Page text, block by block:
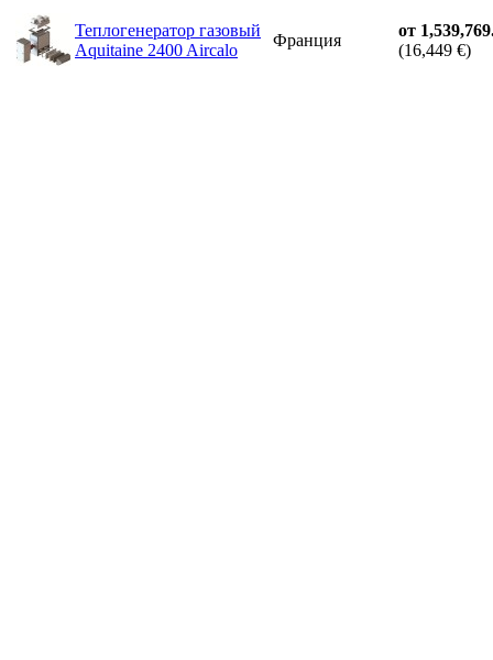
Теплогенератор газовый
Aquitaine 2400 Aircalo
Франция
от
(16,449 €)